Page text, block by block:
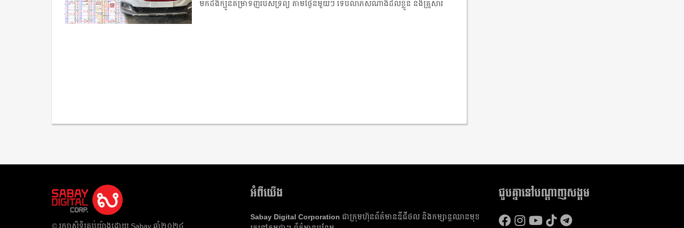
មកដឹងក្បួនតម្រាទិញរបស់ទ្រព្យ តាមថ្ងៃនីមួយៗ ទើបលាភសំណាងដល់ខ្លួន និងគ្រួសារ
​© រក្សា​សិទ្ធិ​គ្រប់​យ៉ាង​ដោយ​ Sabay ឆ្នាំ​២០២៤
អំពីយើង
Sabay Digital Corporation ជា​ក្រុមហ៊ុន​ព័ត៌មាន​ឌីជីថល និង​កម្សាន្ត​ឈាន​មុខ​
ជួបគ្នានៅបណ្តាញសង្គម